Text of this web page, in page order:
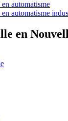
automatisme
automatisme
en